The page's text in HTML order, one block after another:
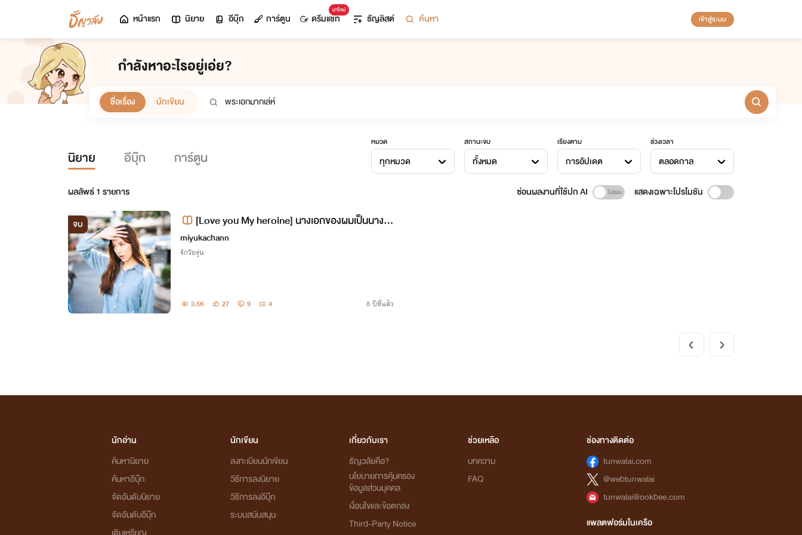
หน้าแรก นิยาย อีบุ๊ก การ์ตูน
มาใหม่
ดรีมแชท ธัญลิสต์ ค้นหา เข้าสู่ระบบ
กำลังหาอะไรอยู่เอ่ย?
ชื่อเรื่อง นักเขียน
นิยาย อีบุ๊ก การ์ตูน
หมวด
ทุกหมวด
สถานะจบ
ทั้งหมด
เรียงตาม
การอัปเดต
ช่วงเวลา
ตลอดกาล
ผลลัพธ์1 รายการ ซ่อนผลงานที่ใช้ปก AI แสดงเฉพาะโปรโมชัน
จบ
[Love you My heroine] นางเอกของผมเป็นนางร้า
ย! (ทดลองอัพ)
miyukachann
รักวัยรุ่น
3.5K 27 9 4 8 ปีที่แล้ว
นักอ่าน
ค้นหานิยาย
ค้นหาอีบุ๊ก
จัดอันดับนิยาย
จัดอันดับอีบุ๊ก
นักเขียน
ลงทะเบียนนักเขียน
วิธีการลงนิยาย
วิธีการลงอีบุ๊ก
ระบบสนับสนุน
เกี่ยวกับเรา
ธัญวลัยคือ?
นโยบายการคุ้มครอง
ข้อมูลส่วนบุคคล
เงื่อนไขและข้อตกลง
Third-Party Notice
ช่วยเหลือ
บทความ
FAQ
ช่องทางติดต่อ
tunwalai.com
@webtunwalai
tunwalai@ookbee.com
แพลตฟอร์มในเครือ